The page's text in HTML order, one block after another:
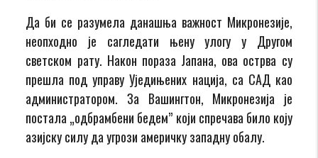
Да би се разумела данашња важност Микронезије,
неопходно је сагледати њену улогу у Другом
светском рату. Након пораза Јапана, ова острва су
прешла под управу Уједињених нација, са САД као
администратором. За Вашингтон, Микронезија је
постала „одбрамбени бедем” који спречава било коју
азијску силу да угрози америчку западну обалу.